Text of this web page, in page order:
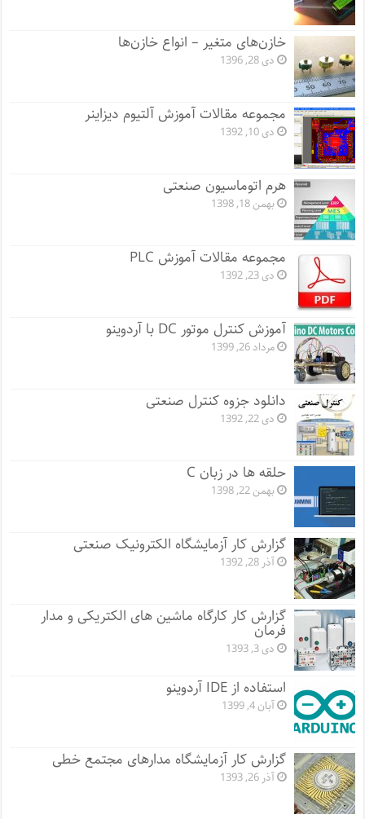
خازن‌های متغیر – انواع خازن‌ها
دی 28, 1396
مجموعه مقالات آموزش آلتیوم دیزاینر
دی 10, 1392
هرم اتوماسیون صنعتی
بهمن 18, 1398
مجموعه مقالات آموزش PLC
دی 23, 1392
آموزش کنترل موتور DC با آردوینو
مرداد 26, 1399
دانلود جزوه کنترل صنعتی
دی 22, 1392
حلقه ها در زبان C
بهمن 22, 1398
گزارش کار آزمایشگاه الکترونیک صنعتی
آذر 28, 1392
گزارش کار کارگاه ماشین های الکتریکی و مدار
فرمان
دی 3, 1393
استفاده از IDE آردوینو
آبان 4, 1399
گزارش کار آزمایشگاه مدارهای مجتمع خطی
آذر 26, 1393